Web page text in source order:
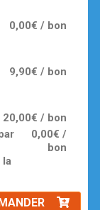
0,00€ / bon
9,90€ / bon
20,00€ / bon
la
0,00€ /
bon